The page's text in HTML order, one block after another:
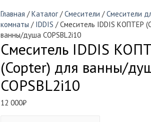
Главная /Каталог/Смесители /Смесители
комнаты / IDDIS / Смеситель IDDIS КОПТЕР
ванны/душа COPSBL2i10
Смеситель IDDIS
(Copter) для ванны/
COPSBL2i10
12 000₽